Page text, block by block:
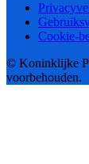
Cookie-
© Koninklijke
voorbehouden.